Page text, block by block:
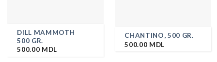
DILL MAMMOTH
500 GR.
500.00 MDL
CHANTINO, 500 GR.
500.00 MDL